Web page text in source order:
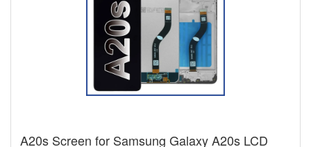
A20s Screen for Samsung Galaxy A20s LCD